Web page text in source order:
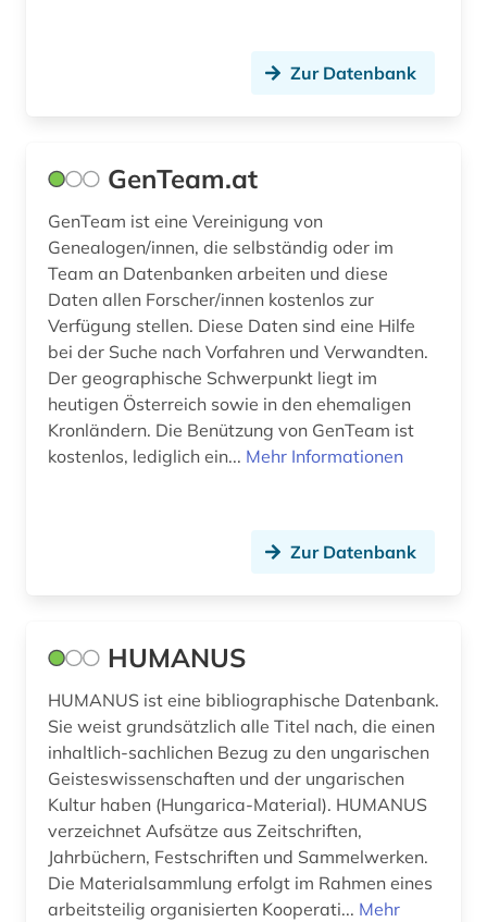
Zur Datenbank
GenTeam.at
GenTeam ist eine Vereinigung von
Genealogen/innen, die selbständig oder im
Team an Datenbanken arbeiten und diese
Daten allen Forscher/innen kostenlos zur
Verfügung stellen. Diese Daten sind eine Hilfe
bei der Suche nach Vorfahren und Verwandten.
Der geographische Schwerpunkt liegt im
heutigen Österreich sowie in den ehemaligen
Kronländern. Die Benützung von GenTeam ist
kostenlos, lediglich ein... Mehr Informationen
Zur Datenbank
HUMANUS
HUMANUS ist eine bibliographische Datenbank.
Sie weist grundsätzlich alle Titel nach, die einen
inhaltlich-sachlichen Bezug zu den ungarischen
Geisteswissenschaften und der ungarischen
Kultur haben (Hungarica-Material). HUMANUS
verzeichnet Aufsätze aus Zeitschriften,
Jahrbüchern, Festschriften und Sammelwerken.
Die Materialsammlung erfolgt im Rahmen eines
arbeitsteilig organisierten Kooperati... Mehr